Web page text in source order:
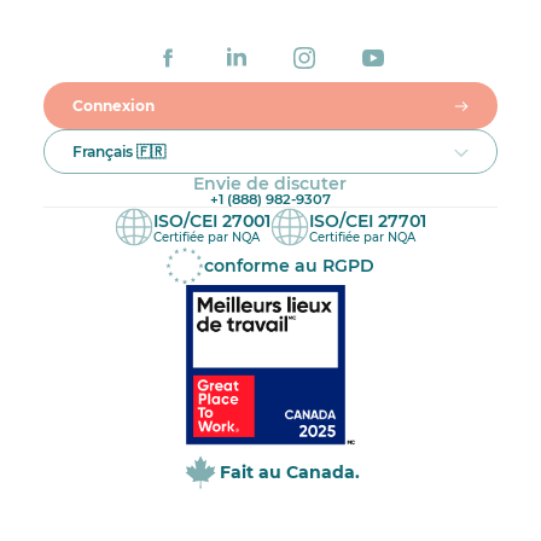
Connexion
Français 🇫🇷
Envie de discuter
+1 (888) 982-9307
ISO/CEI 27001
Certifiée par NQA
ISO/CEI 27701
Certifiée par NQA
conforme au RGPD
Fait au Canada.